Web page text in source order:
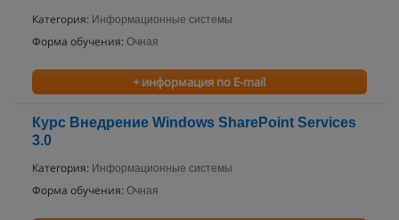
Категория: Информационные системы
Форма обучения: Очная
+ информация по E-mail
Курс Внедрение Windows SharePoint Services
3.0
Категория: Информационные системы
Форма обучения: Очная